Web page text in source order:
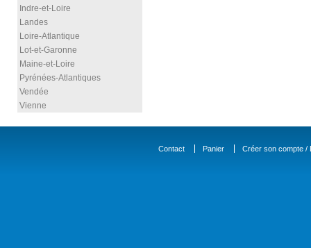
Indre-et-Loire
Landes
Loire-Atlantique
Lot-et-Garonne
Maine-et-Loire
Pyrénées-Atlantiques
Vendée
Vienne
Contact Panier Créer son compte /